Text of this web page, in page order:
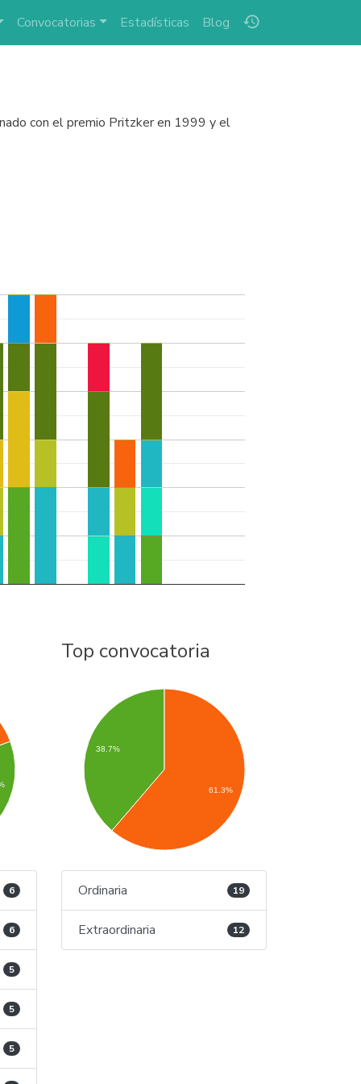
history
Convocatorias Estadísticas Blog
con el premio Pritzker en 1999 y el
6
6
5
5
5
Top convocatoria
38.7%
61.3%
Ordinaria 19
Extraordinaria 12